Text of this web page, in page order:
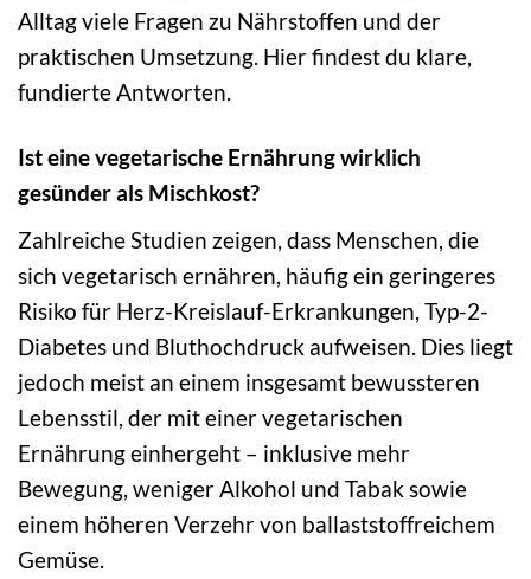
Alltag viele Fragen zu Nährstoffen und der
praktischen Umsetzung. Hier findest du klare,
fundierte Antworten.
Ist eine vegetarische Ernährung wirklich
gesünder als Mischkost?
Zahlreiche Studien zeigen, dass Menschen, die
sich vegetarisch ernähren, häufig ein geringeres
Risiko für Herz-Kreislauf-Erkrankungen, Typ-2-
Diabetes und Bluthochdruck aufweisen. Dies liegt
jedoch meist an einem insgesamt bewussteren
Lebensstil, der mit einer vegetarischen
Ernährung einhergeht – inklusive mehr
Bewegung, weniger Alkohol und Tabak sowie
einem höheren Verzehr von ballaststoffreichem
Gemüse.